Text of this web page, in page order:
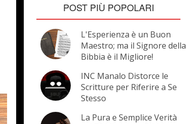
POST PIÙ POPOLARI
L'Esperienza è un Buon
Maestro; ma il Signore della
Bibbia è il Migliore!
INC Manalo Distorce le
Scritture per Riferire a Se
Stesso
La Pura e Semplice Verità